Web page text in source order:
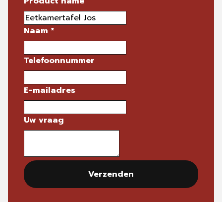
Naam *
Telefoonnummer
E-mailadres
Uw vraag
Verzenden